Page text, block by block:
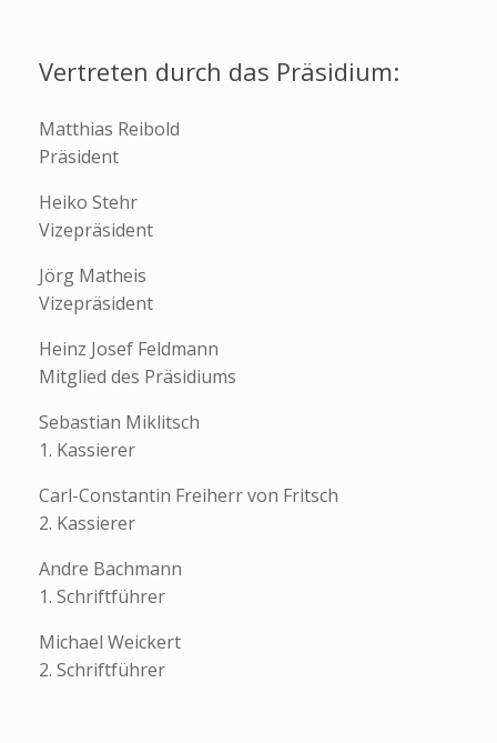
Vertreten durch das Präsidium:
Matthias Reibold
Präsident
Heiko Stehr
Vizepräsident
Jörg Matheis
Vizepräsident
Heinz Josef Feldmann
Mitglied des Präsidiums
Sebastian Miklitsch
1. Kassierer
Carl-Constantin Freiherr von Fritsch
2. Kassierer
Andre Bachmann
1. Schriftführer
Michael Weickert
2. Schriftführer